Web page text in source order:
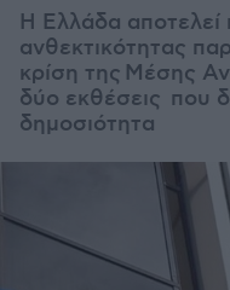
Η Ελλάδα αποτελεί
ανθεκτικότητας
κρίση της Μέσης
δύο εκθέσεις που
δημοσιότητα